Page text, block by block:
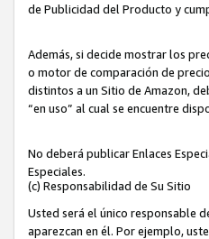
de Publicidad del Producto y
Además, si decide mostrar los
o motor de comparación de
distintos a un Sitio de Amazon,
“en uso” al cual se encuentre
No deberá publicar Enlaces
Especiales.
(c) Responsabilidad de Su Sitio
Usted será el único responsable
aparezcan en él. Por ejemplo,